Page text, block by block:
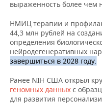
выраженность более чем
НМИЦ терапии и
44,3 млн рублей на
определения
нейродегенеративных
завершиться в 2028 году.
Ранее NIH США открыл
геномных данных с
для развития